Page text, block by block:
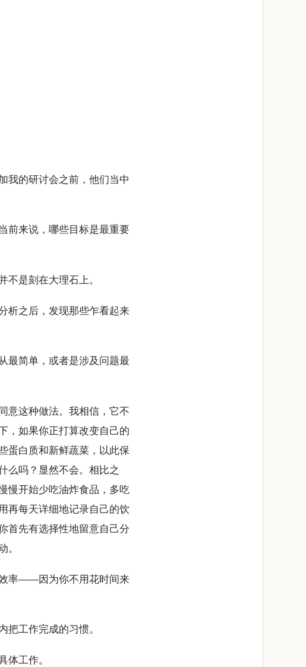
我的研讨会之前，他们当中
前来说，哪些目标是最重要
是刻在大理石上。
析之后，发现那些乍看起来
最简单，或者是涉及问题最
意这种做法。我相信，它不
，如果你正打算改变自己的
蛋白质和新鲜蔬菜，以此保
么吗？显然不会。相比之
慢开始少吃油炸食品，多吃
再每天详细地记录自己的饮
首先有选择性地留意自己分
。
效率——因为你不用花时间来
工作完成的习惯。
体工作。